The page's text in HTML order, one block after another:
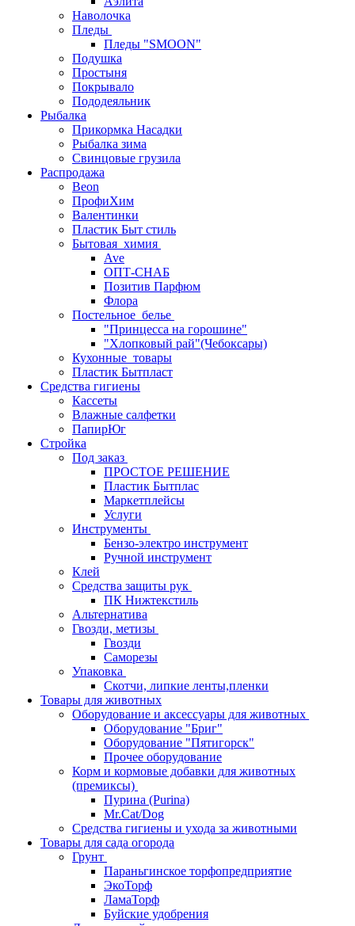
Наволочка
Пледы
Пледы "SMOON"
Подушка
Простыня
Покрывало
Пододеяльник
Рыбалка
Прикормка Насадки
Рыбалка зима
Свинцовые грузила
Распродажа
Beon
ПрофиХим
Валентинки
Пластик Быт стиль
Бытовая_химия
Ave
ОПТ-СНАБ
Позитив Парфюм
Флора
Постельное_белье
"Принцесса на горошине"
"Хлопковый рай"(Чебоксары)
Кухонные_товары
Пластик Бытпласт
Средства гигиены
Кассеты
Влажные салфетки
ПапирЮг
Стройка
Под заказ
ПРОСТОЕ РЕШЕНИЕ
Пластик Бытплас
Маркетплейсы
Услуги
Инструменты
Бензо-электро инструмент
Ручной инструмент
Клей
Средства защиты рук
ПК Нижтекстиль
Альтернатива
Гвозди, метизы
Гвозди
Саморезы
Упаковка
Скотчи, липкие ленты,пленки
Товары для животных
Оборудование и аксессуары для животных
Оборудование "Бриг"
Оборудование "Пятигорск"
Прочее оборудование
Корм и кормовые добавки для животных
(премиксы)
Пурина (Purina)
Mr.Cat/Dog
Средства гигиены и ухода за животными
Товары для сада огорода
Грунт
Параньгинское торфопредприятие
ЭкоТорф
ЛамаТорф
Буйские удобрения